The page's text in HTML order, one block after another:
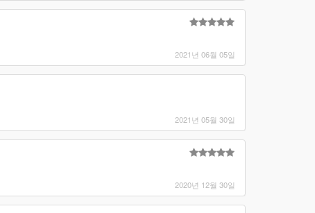
2021년 06월 05일
2021년 05월 30일
2020년 12월 30일